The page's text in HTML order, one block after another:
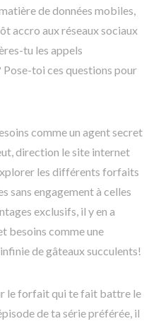
de données mobiles,
accro aux réseaux sociaux
tu les appels
toi ces questions pour
comme un agent secret
direction le site internet
les différents forfaits
sans engagement à celles
exclusifs, il y en a
besoins comme une
de gâteaux succulents!
le forfait qui te fait battre le
de ta série préférée, il